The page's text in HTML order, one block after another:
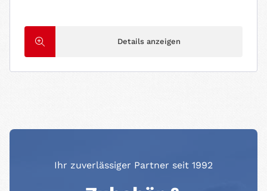
Details anzeigen
Ihr zuverlässiger Partner seit 1992